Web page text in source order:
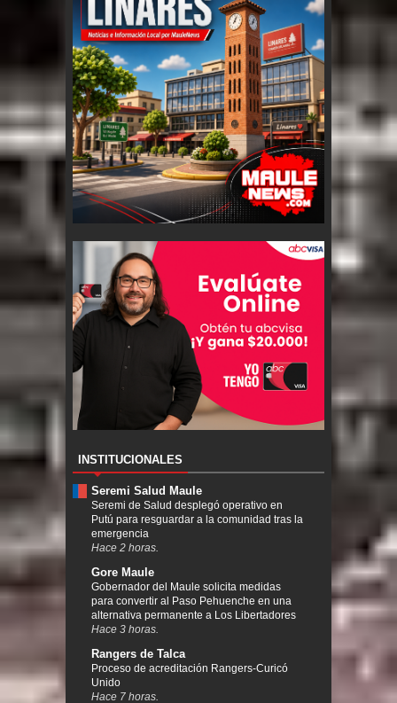
INSTITUCIONALES
Seremi Salud Maule
Seremi de Salud desplegó operativo en
Putú para resguardar a la comunidad tras la
emergencia
Hace 2 horas.
Gore Maule
Gobernador del Maule solicita medidas
para convertir al Paso Pehuenche en una
alternativa permanente a Los Libertadores
Hace 3 horas.
Rangers de Talca
Proceso de acreditación Rangers-Curicó
Unido
Hace 7 horas.